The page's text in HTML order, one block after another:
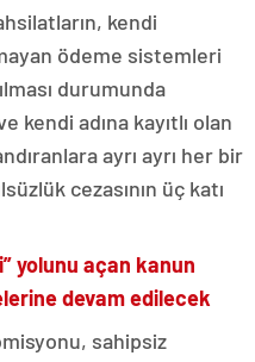
kendi
ödeme sistemleri
durumunda
kendi adına kayıtlı olan
ayrı ayrı her bir
cezasının üç katı
yolunu açan kanun
devam edilecek
sahipsiz